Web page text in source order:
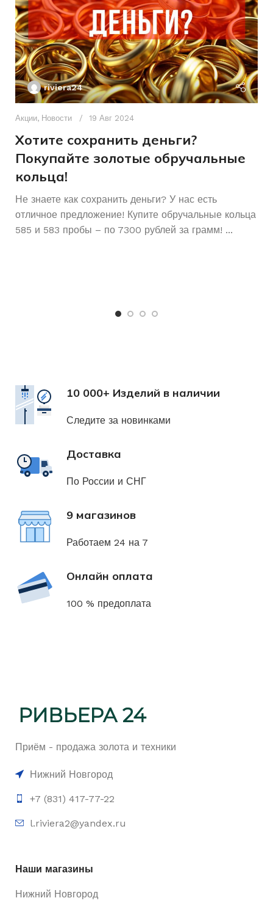
ПИТАНИЕ
СОСТОЯНИЕ Б/У
ОБОРОТЫ В МИНУТУ 10000
riviera24
Акции, Новости 19 Авг 2024
Хотите сохранить деньги?
Покупайте золотые обручальные
кольца!
Не знаете как сохранить деньги? У нас есть
отличное предложение! Купите обручальные кольца
585 и 583 пробы – по 7300 рублей за грамм! ...
10 000+ Изделий в наличии
Следите за новинками
Доставка
По России и СНГ
9 магазинов
Работаем 24 на 7
Онлайн оплата
100 % предоплата
Приём - продажа золота и техники
Нижний Новгород
+7 (831) 417-77-22
l.riviera2@yandex.ru
Наши магазины
Нижний Новгород